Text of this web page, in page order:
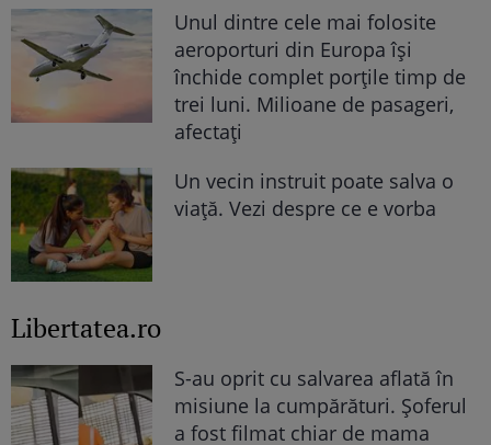
Unul dintre cele mai folosite
aeroporturi din Europa își
închide complet porțile timp de
trei luni. Milioane de pasageri,
afectați
Un vecin instruit poate salva o
viață. Vezi despre ce e vorba
Libertatea.ro
S-au oprit cu salvarea aflată în
misiune la cumpărături. Șoferul
a fost filmat chiar de mama